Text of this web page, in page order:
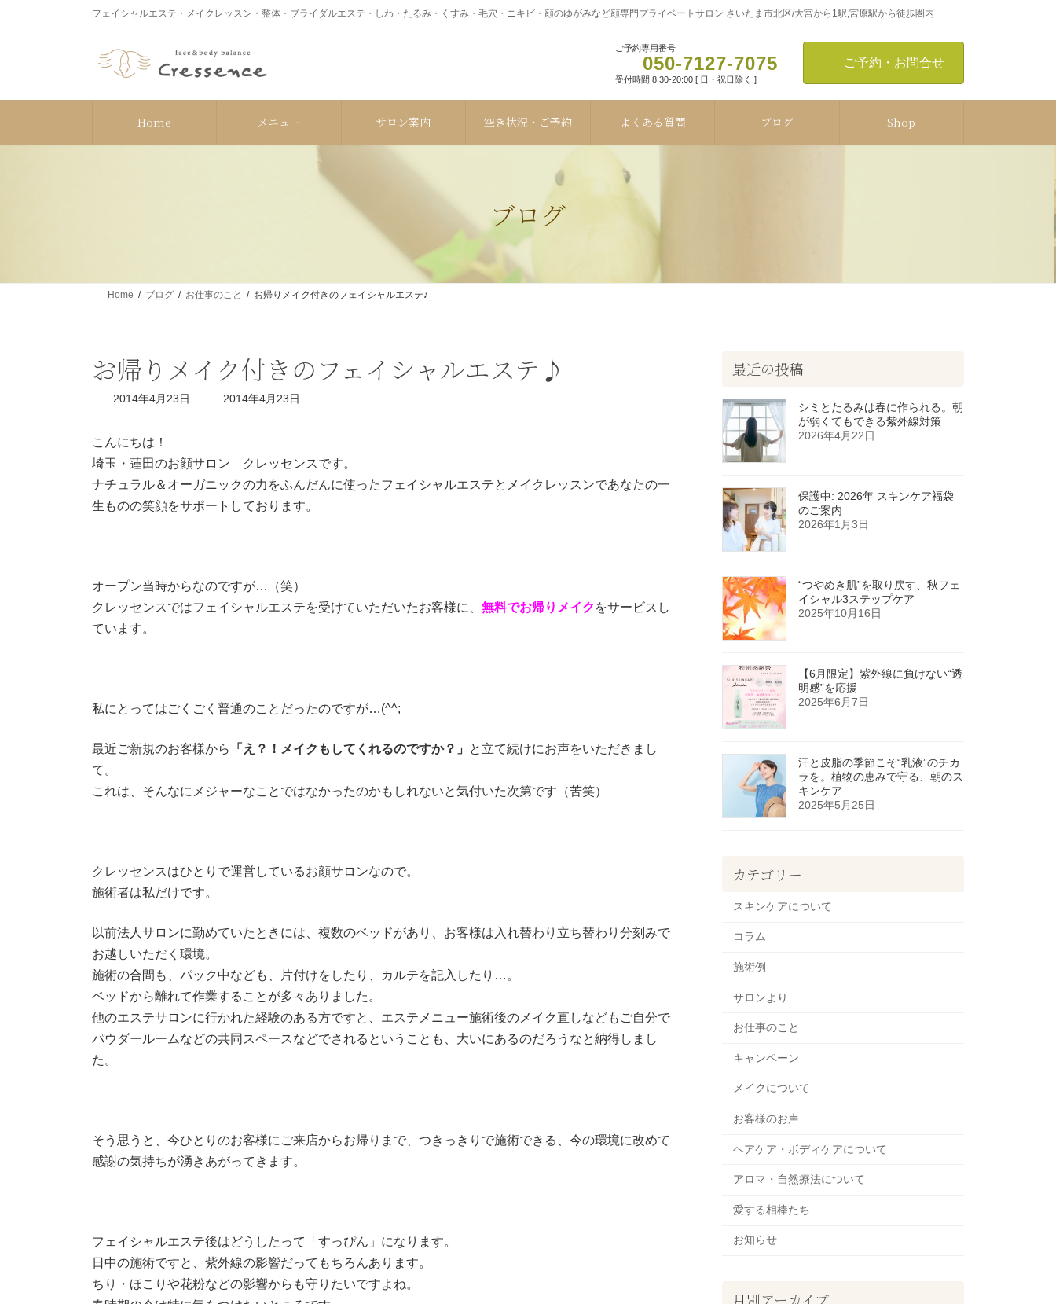
フェイシャルエステ・メイクレッスン・整体・ブライダルエステ・しわ・たるみ・くすみ・毛穴・ニキビ・顔のゆがみなど顔専門プライベートサロン さいたま市北区/大宮から1駅,宮原駅から徒歩圏内
ご予約専用番号
050-7127-7075
受付時間 8:30-20:00 [ 日・祝日除く ]
ご予約・お問合せ
Home メニュー サロン案内 空き状況・ご予約 よくある質問 ブログ Shop
ブログ
Home ブログ お仕事のこと お帰りメイク付きのフェイシャルエステ♪
お帰りメイク付きのフェイシャルエステ♪
2014年4月23日
最
時
:
2014年4月23日
こんにちは！
埼玉・蓮田のお顔サロン クレッセンスです。
ナチュラル＆オーガニックの力をふんだんに使ったフェイシャルエステとメイクレッスンであなたの一
生ものの笑顔をサポートしております。
オープン当時からなのですが…（笑）
クレッセンスではフェイシャルエステを受けていただいたお客様に、 無料でお帰りメイク をサービスし
ています。
私にとってはごくごく普通のことだったのですが…(^^;
最近ご新規のお客様から 「え？！メイクもしてくれるのですか？」
と立て続けにお声をいただきまし
て。
これは、そんなにメジャーなことではなかったのかもしれないと気付いた次第です（苦笑）
クレッセンスはひとりで運営しているお顔サロンなので。
施術者は私だけです。
以前法人サロンに勤めていたときには、複数のベッドがあり、お客様は入れ替わり立ち替わり分刻みで
お越しいただく環境。
施術の合間も、パック中なども、片付けをしたり、カルテを記入したり…。
ベッドから離れて作業することが多々ありました。
他のエステサロンに行かれた経験のある方ですと、エステメニュー施術後のメイク直しなどもご自分で
パウダールームなどの共同スペースなどでされるということも、大いにあるのだろうなと納得しまし
た。
そう思うと、今ひとりのお客様にご来店からお帰りまで、つきっきりで施術できる、今の環境に改めて
感謝の気持ちが湧きあがってきます。
フェイシャルエステ後はどうしたって「すっぴん」になります。
日中の施術ですと、紫外線の影響だってもちろんあります。
ちり・ほこりや花粉などの影響からも守りたいですよね。
最近の投稿
シミとたるみは春に作られる。朝
が弱くてもできる紫外線対策
2026年4月22日
保護中: 2026年 スキンケア福袋
のご案内
2026年1月3日
“つやめき肌”を取り戻す、秋フェ
イシャル3ステップケア
2025年10月16日
【6月限定】紫外線に負けない“透
明感”を応援
2025年6月7日
汗と皮脂の季節こそ“乳液”のチカ
ラを。植物の恵みで守る、朝のス
キンケア
2025年5月25日
カテゴリー
スキンケアについて
コラム
施術例
サロンより
お仕事のこと
キャンペーン
メイクについて
お客様のお声
ヘアケア・ボディケアについて
アロマ・自然療法について
愛する相棒たち
お知らせ
月別アーカイブ